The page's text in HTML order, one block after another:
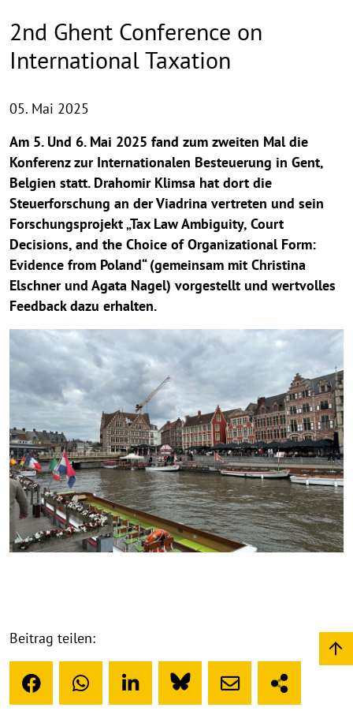
2nd Ghent Conference on
International Taxation
05. Mai 2025
Am 5. Und 6. Mai 2025 fand zum zweiten Mal die
Konferenz zur Internationalen Besteuerung in Gent,
Belgien statt. Drahomir Klimsa hat dort die
Steuerforschung an der Viadrina vertreten und sein
Forschungsprojekt „Tax Law Ambiguity, Court
Decisions, and the Choice of Organizational Form:
Evidence from Poland“ (gemeinsam mit Christina
Elschner und Agata Nagel) vorgestellt und wertvolles
Feedback dazu erhalten.
Beitrag teilen: